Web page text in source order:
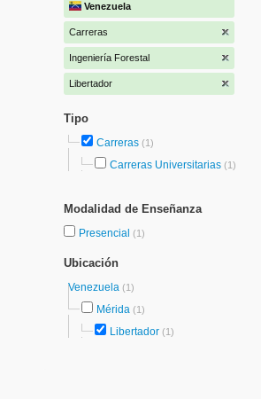
Venezuela
Carreras
Ingeniería Forestal
Libertador
Tipo
Carreras (1)
Carreras Universitarias (1)
Modalidad de Enseñanza
Presencial (1)
Ubicación
Venezuela (1)
Mérida (1)
Libertador (1)